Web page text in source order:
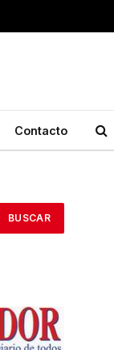
Contacto